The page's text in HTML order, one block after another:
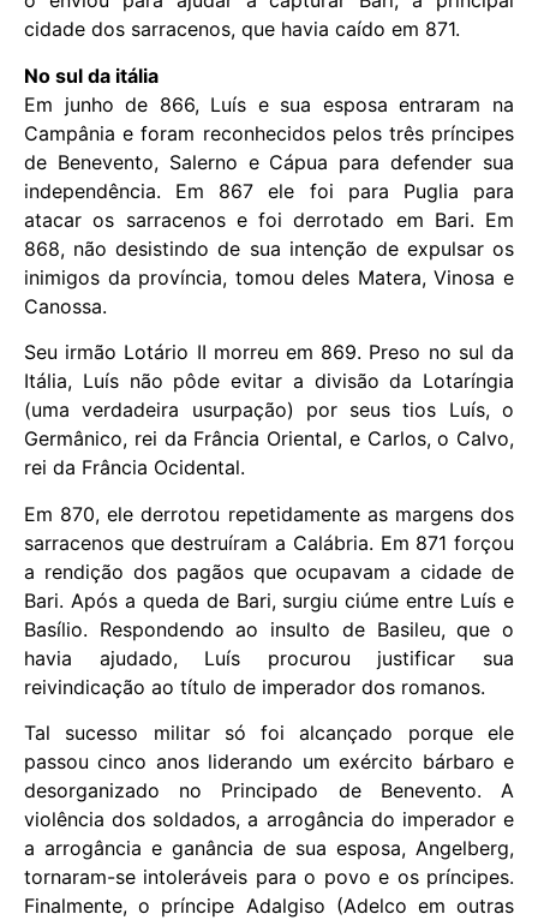
cidade dos sarracenos, que havia caído em 871.
No sul da itália
Em junho de 866, Luís e sua esposa entraram na
Campânia e foram reconhecidos pelos três príncipes
de Benevento, Salerno e Cápua para defender sua
independência. Em 867 ele foi para Puglia para
atacar os sarracenos e foi derrotado em Bari. Em
868, não desistindo de sua intenção de expulsar os
inimigos da província, tomou deles Matera, Vinosa e
Canossa.
Seu irmão Lotário II morreu em 869. Preso no sul da
Itália, Luís não pôde evitar a divisão da Lotaríngia
(uma verdadeira usurpação) por seus tios Luís, o
Germânico, rei da Frância Oriental, e Carlos, o Calvo,
rei da Frância Ocidental.
Em 870, ele derrotou repetidamente as margens dos
sarracenos que destruíram a Calábria. Em 871 forçou
a rendição dos pagãos que ocupavam a cidade de
Bari. Após a queda de Bari, surgiu ciúme entre Luís e
Basílio. Respondendo ao insulto de Basileu, que o
havia ajudado, Luís procurou justificar sua
reivindicação ao título de imperador dos romanos.
Tal sucesso militar só foi alcançado porque ele
passou cinco anos liderando um exército bárbaro e
desorganizado no Principado de Benevento. A
violência dos soldados, a arrogância do imperador e
a arrogância e ganância de sua esposa, Angelberg,
tornaram-se intoleráveis ​​para o povo e os príncipes.
Finalmente, o príncipe Adalgiso (Adelco em outras